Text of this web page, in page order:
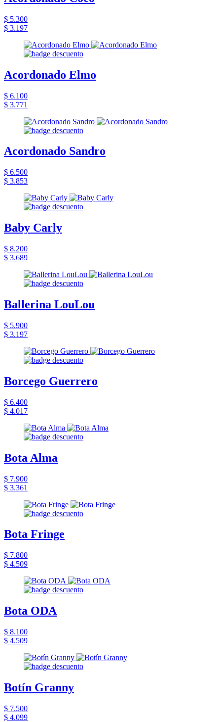
$ 5.300
$ 3.197
Acordonado Elmo
$ 6.100
$ 3.771
Acordonado Sandro
$ 6.500
$ 3.853
Baby Carly
$ 8.200
$ 3.689
Ballerina LouLou
$ 5.900
$ 3.197
Borcego Guerrero
$ 6.400
$ 4.017
Bota Alma
$ 7.900
$ 3.361
Bota Fringe
$ 7.800
$ 4.509
Bota ODA
$ 8.100
$ 4.509
Botín Granny
$ 7.500
$ 4.099